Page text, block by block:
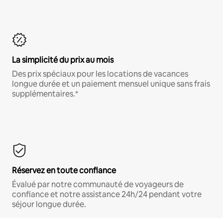
La simplicité du prix au mois
Des prix spéciaux pour les locations de vacances
longue durée et un paiement mensuel unique sans frais
supplémentaires.*
Réservez en toute confiance
Évalué par notre communauté de voyageurs de
confiance et notre assistance 24h/24 pendant votre
séjour longue durée.